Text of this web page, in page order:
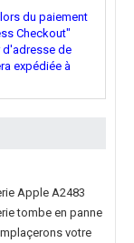
du paiement
Checkout"
d'adresse de
expédiée à
Apple A2483
tombe en panne
votre